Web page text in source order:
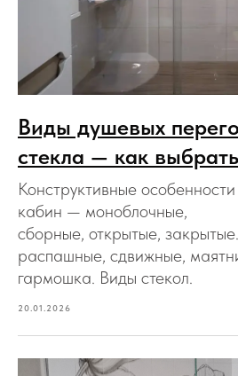
Виды душевых
стекла — как выбрать
Конструктивные
кабин — моноблочные,
сборные, открытые,
распашные, сдвижные,
гармошка. Виды стекол.
20.01.2026